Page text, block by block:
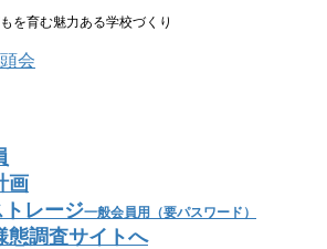
を育む魅力ある学校づくり
画
レージ一般会員用（要パスワード）
態調査サイトへ